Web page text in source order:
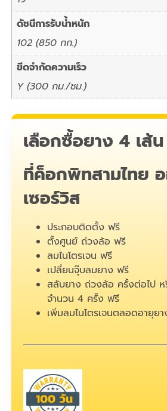
ดัชนีการรับน้ำหนัก
102 (850 กก.)
ขีดจำกัดความเร็ว
Y (300 กม./ชม.)
เลือกซื้อยาง 4 เส้น
ที่ค็อกพิทสามไทย
เซอร์วิส
ประกอบติดตั้ง ฟรี
ตั้งศูนย์ ถ่วงล้อ ฟรี
ลมไนโตรเจน ฟรี
เปลี่ยนจุ๊บลมยาง ฟรี
สลับยาง ถ่วงล้อ ครั้งต่อไป
จำนวน 4 ครั้ง ฟรี
เพิ่มลมไนโตรเจนตลอดอายุย